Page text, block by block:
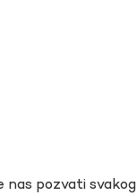
nas pozvati svakog